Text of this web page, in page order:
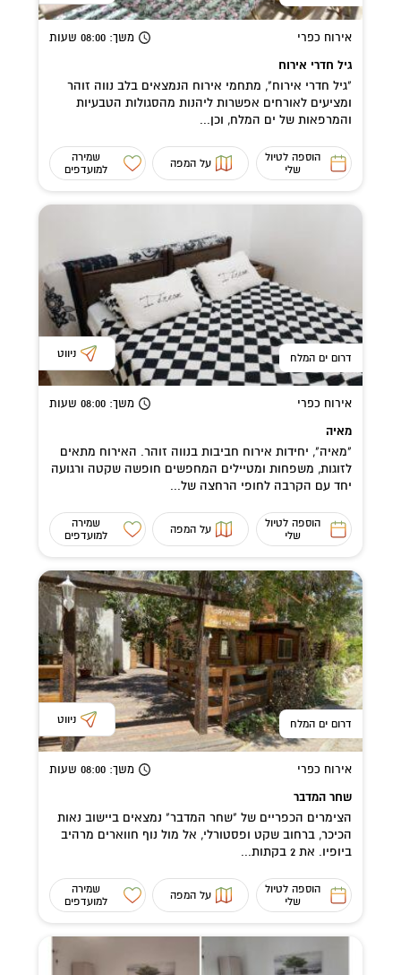
אירוח כפרי משך: 08:00 שעות
גיל חדרי אירוח
"גיל חדרי אירוח", מתחמי אירוח הנמצאים בלב נווה זוהר
ומציעים לאורחים אפשרות ליהנות מהסגולות הטבעיות
והמרפאות של ים המלח, וכן...
הוספה לטיול
שלי
על המפה
שמירה
למועדפים
דרום ים המלח ניווט
אירוח כפרי משך: 08:00 שעות
מאיה
"מאיה", יחידות אירוח חביבות בנווה זוהר. האירוח מתאים
לזוגות, משפחות ומטיילים המחפשים חופשה שקטה ורגועה
יחד עם הקרבה לחופי הרחצה של...
הוספה לטיול
שלי
על המפה
שמירה
למועדפים
דרום ים המלח ניווט
אירוח כפרי משך: 08:00 שעות
שחר המדבר
הצימרים הכפריים של "שחר המדבר" נמצאים ביישוב נאות
הכיכר, ברחוב שקט ופסטורלי, אל מול נוף חווארים מרהיב
ביופיו. את 2 בקתות...
הוספה לטיול
שלי
על המפה
שמירה
למועדפים